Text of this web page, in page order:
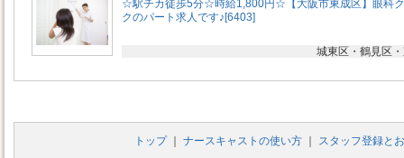
☆駅チカ徒歩5分☆時給1,800円☆【大阪市東成区】眼科
クのパート求人です♪[6403]
城東区・鶴見区
トップ｜ ナースキャストの使い方｜ スタッフ登録と